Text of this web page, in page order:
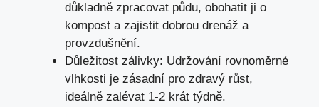
důkladně zpracovat půdu, obohatit ji o
kompost a zajistit dobrou drenáž a
provzdušnění.
Důležitost zálivky: Udržování rovnoměrné
vlhkosti je zásadní pro zdravý růst,
ideálně zalévat 1-2 krát týdně.